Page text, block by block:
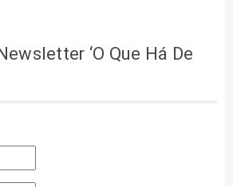
‘O Que Há De